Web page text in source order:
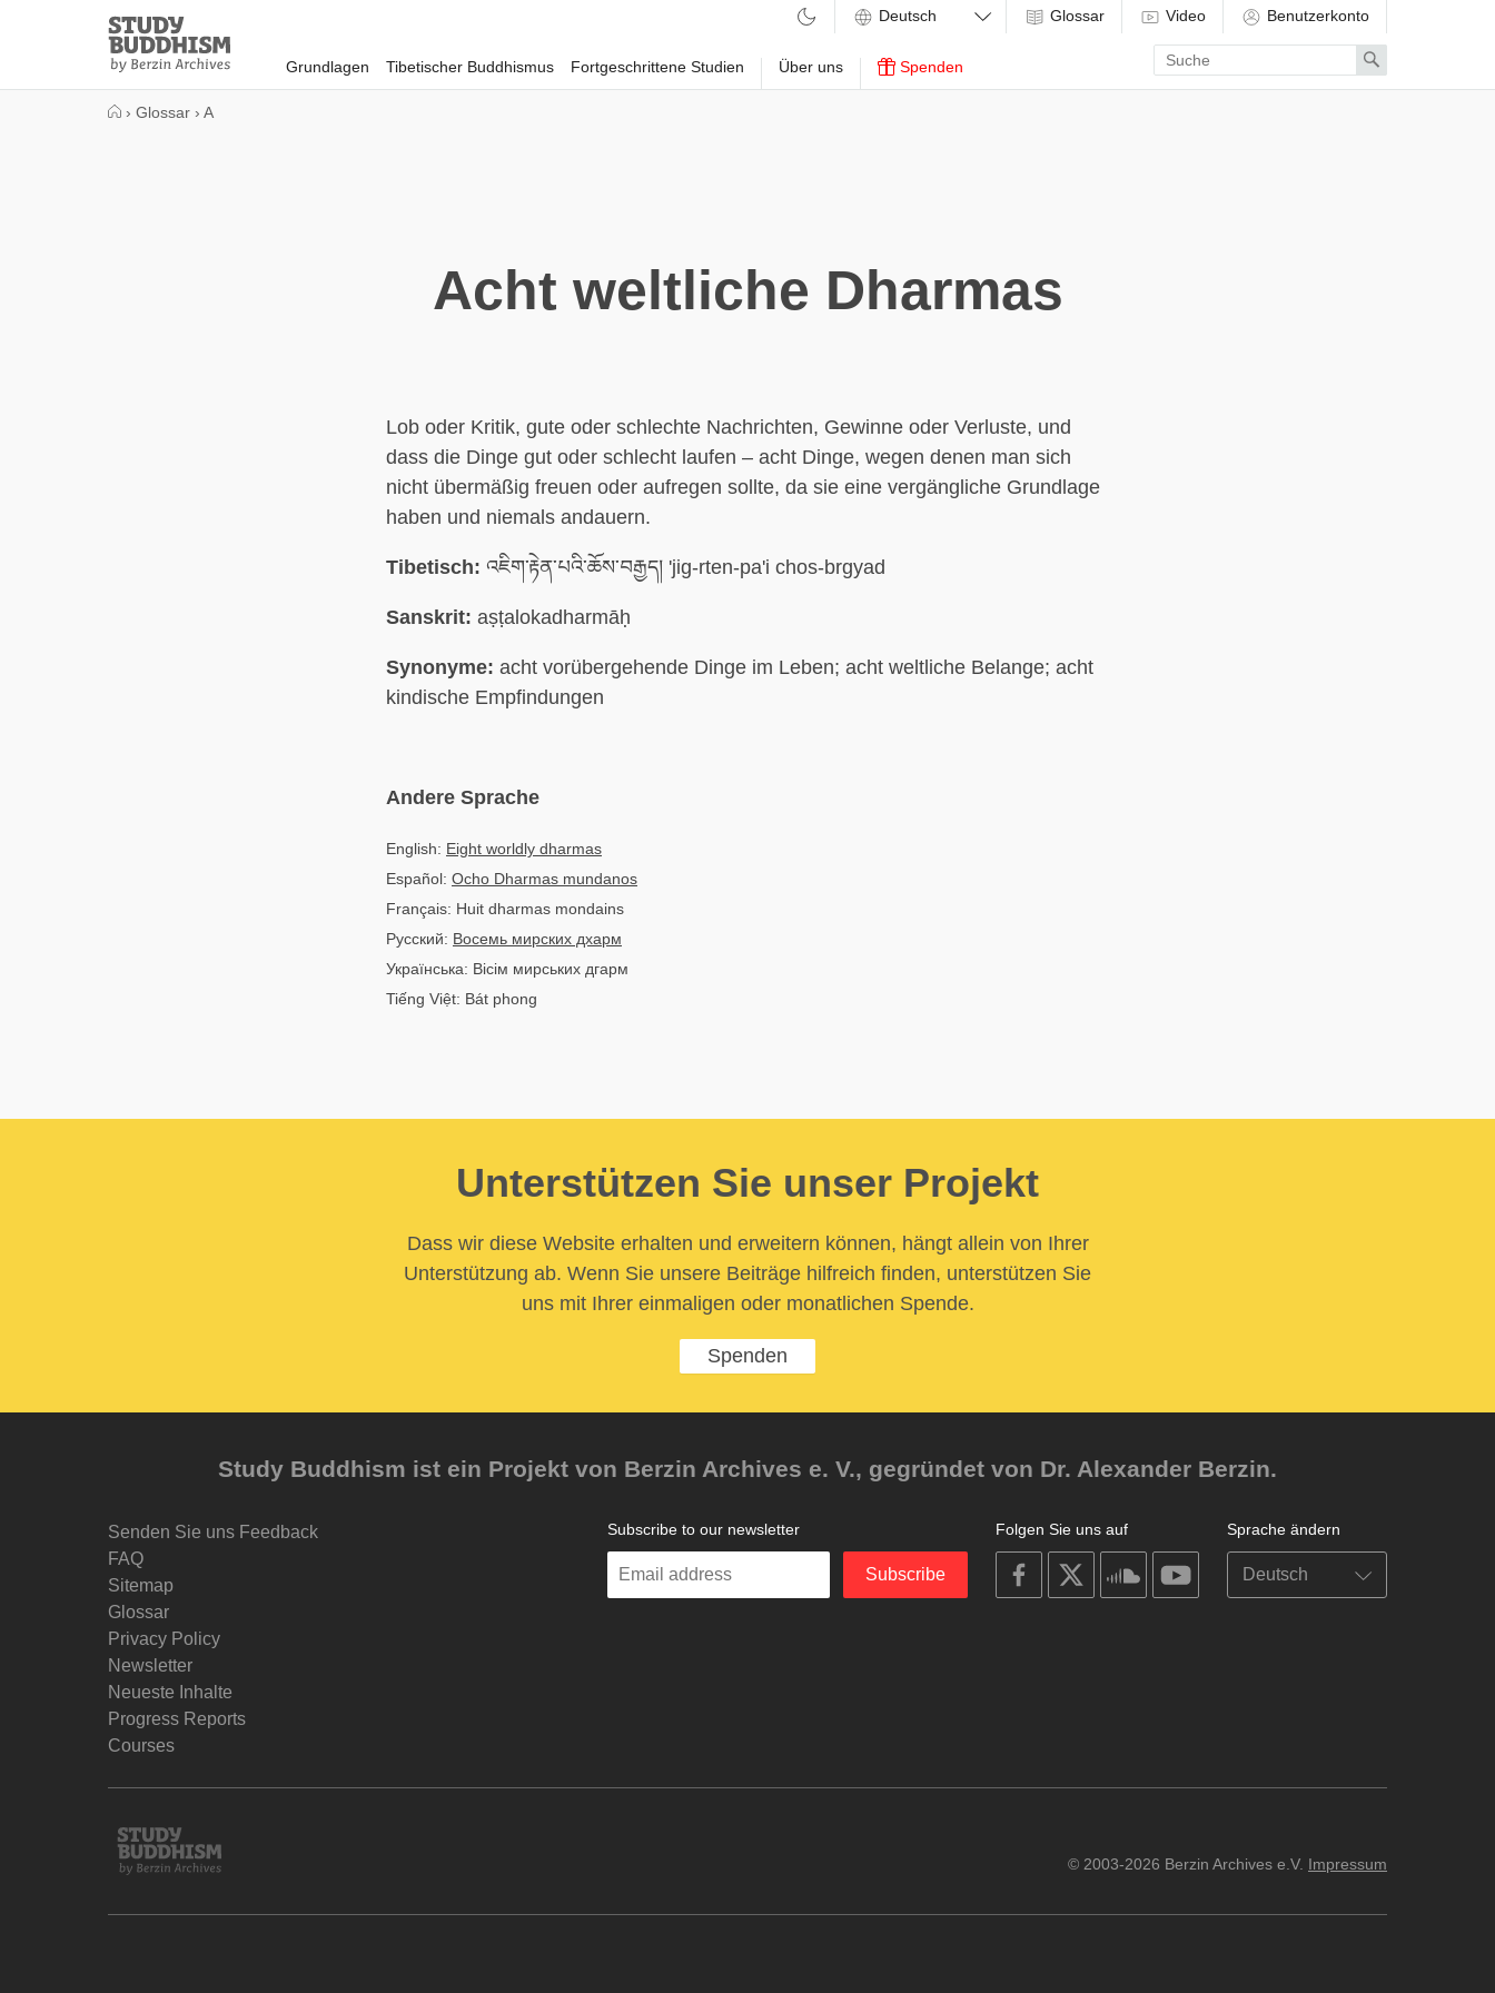
Study
Buddhism
Home
Grundlagen Tibetischer Buddhismus Fortgeschrittene Studien Über uns Spenden
Glossar Video Benutzerkonto
Enter
search
term
Search
› Glossar › A
Acht weltliche Dharmas
Lob oder Kritik, gute oder schlechte Nachrichten, Gewinne oder Verluste, und
dass die Dinge gut oder schlecht laufen – acht Dinge, wegen denen man sich
nicht übermäßig freuen oder aufregen sollte, da sie eine vergängliche Grundlage
haben und niemals andauern.
Tibetisch: འཇིག་རྟེན་པའི་ཆོས་བརྒྱད། 'jig-rten-pa'i chos-brgyad
Sanskrit: aṣṭalokadharmāḥ
Synonyme: acht vorübergehende Dinge im Leben; acht weltliche Belange; acht
kindische Empfindungen
Andere Sprache
English: Eight worldly dharmas
Español: Ocho Dharmas mundanos
Français: Huit dharmas mondains
Русский: Восемь мирских дхарм
Українська: Вісім мирських дгарм
Tiếng Việt: Bát phong
Unterstützen Sie unser Projekt
Dass wir diese Website erhalten und erweitern können, hängt allein von Ihrer
Unterstützung ab. Wenn Sie unsere Beiträge hilfreich finden, unterstützen Sie
uns mit Ihrer einmaligen oder monatlichen Spende.
Spenden
Study Buddhism ist ein Projekt von Berzin Archives e. V., gegründet von Dr. Alexander Berzin.
Senden Sie uns Feedback
FAQ
Sitemap
Glossar
Privacy Policy
Newsletter
Neueste Inhalte
Progress Reports
Courses
Sprache ändern
Folgen Sie uns auf
on
facebook
on
on
soundcloudyoutube
Subscribe to our newsletter
Enter
Subscribe
Study
Buddhism
© 2003-2026 Berzin Archives e.V. Impressum